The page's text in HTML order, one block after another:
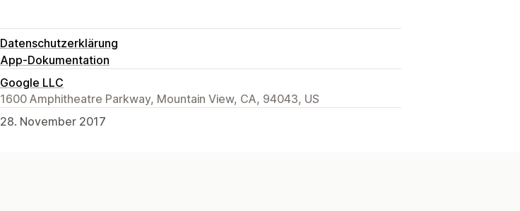
Datenschutzerklärung
App-Dokumentation
Google LLC
1600 Amphitheatre Parkway, Mountain View, CA, 94043, US
28. November 2017